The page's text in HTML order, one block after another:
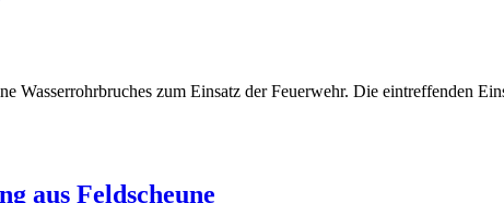
Wasserrohrbruches zum Einsatz der Feuerwehr. Die eintreffenden
aus Feldscheune